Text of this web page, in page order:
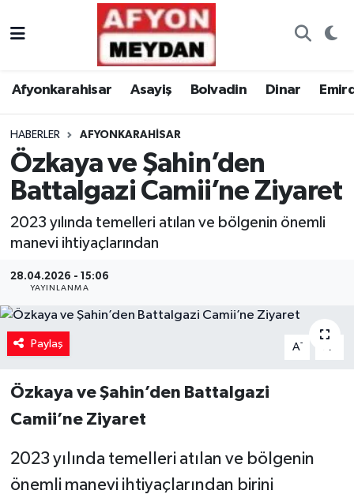
Afyonkarahisar Asayiş Bolvadin Dinar
HABERLER AFYONKARAHISAR
Özkaya ve Şahin’den
Battalgazi Camii’ne Ziyaret
2023 yılında temelleri atılan ve bölgenin önemli
manevi ihtiyaçlarından
28.04.2026 - 15:06
YAYINLANMA
Paylaş A-
Özkaya ve Şahin’den Battalgazi
Camii’ne Ziyaret
2023 yılında temelleri atılan ve bölgenin
önemli manevi ihtiyaçlarından birini
Nöbetçi Eczaneler
Trafik Durumu
Süper Lig Puan Durumu ve Fikstür
Tüm Manşetler